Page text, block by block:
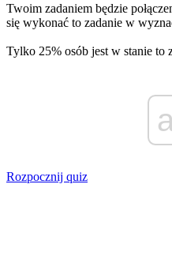
Twoim zadaniem będzie
się wykonać to zadanie w
Tylko 25% osób jest w stanie to
Rozpocznij quiz